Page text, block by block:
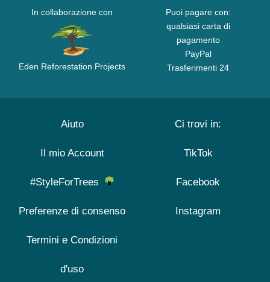
In collaborazione con
Eden Reforestation Projects
Puoi pagare con:
qualsiasi carta di
pagamento
PayPal
Trasferimenti 24
Aiuto
Il mio Account
#StyleForTrees
Preferenze di consenso
Termini e Condizioni
d'uso
Ci trovi in:
TikTok
Facebook
Instagram